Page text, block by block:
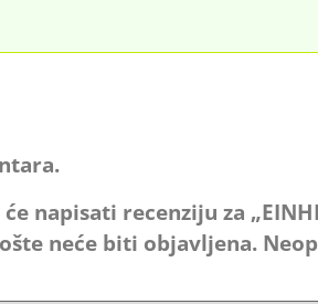
napisati recenziju za
neće biti objavljena.